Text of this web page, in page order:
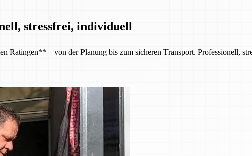
stressfrei, individuell
Ratingen** – von der Planung bis zum sicheren Transport. Professionell,